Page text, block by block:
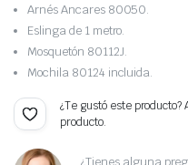
Arnés Ancares 80050.
Eslinga de 1 metro.
Mosquetón 80112J.
Mochila 80124 incluida.
¿Te gustó este
producto.
¿Tienes alguna